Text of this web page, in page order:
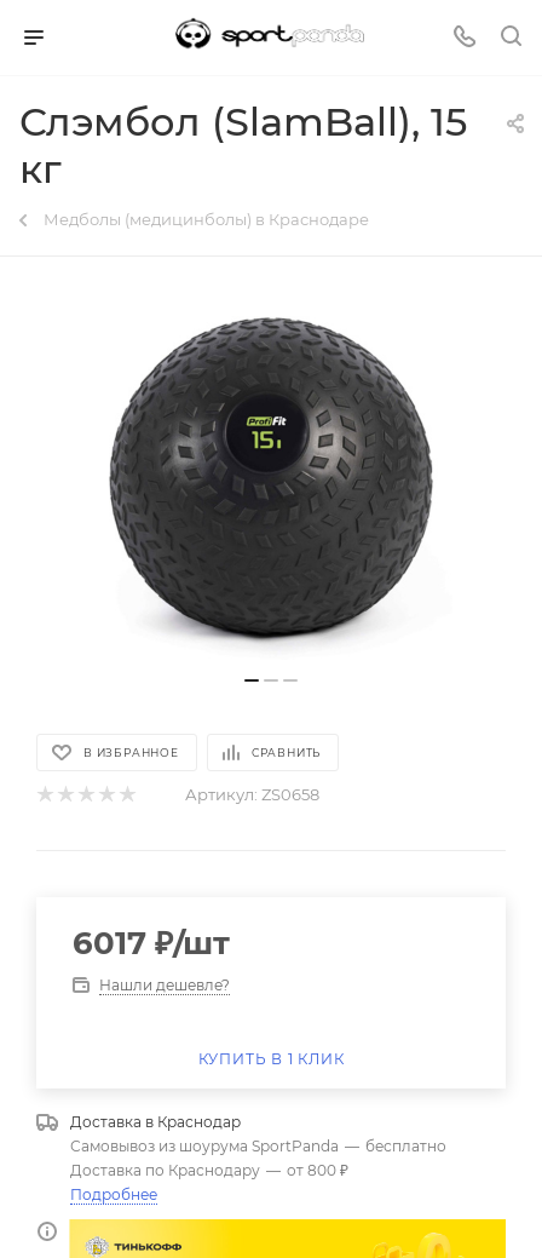
Слэмбол (SlamBall), 15
кг
Медболы (медицинболы) в Краснодаре
В ИЗБРАННОЕ СРАВНИТЬ
Артикул: ZS0658
6017 ₽/шт
Нашли дешевле?
КУПИТЬ В 1 КЛИК
Доставка в Краснодар
Самовывоз из шоурума SportPanda — бесплатно
Доставка по Краснодару — от 800 ₽
Подробнее